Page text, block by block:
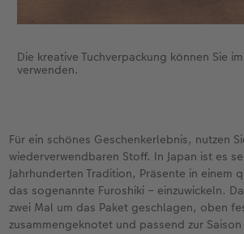
Die kreative Tuchverpackung können Sie
verwenden.
Für ein schönes Geschenkerlebnis, nutzen
wiederverwendbaren Stoff. In Japan ist es
Jahrhunderten Tradition, Präsente in einem
das sogenannte Furoshiki – einzuwickeln.
zwei Mal um das Paket geschlagen, oben
zusammengeknotet und passend zur